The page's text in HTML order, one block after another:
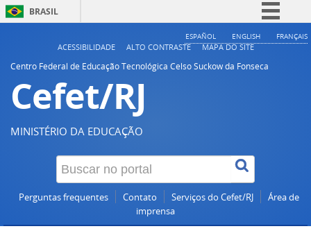
BRASIL
Simplifique!
ESPAÑOL ENGLISH FRANÇAIS
ACESSIBILIDADE ALTO CONTRASTE
MAPA DO SITE
Centro Federal de Educação Tecnológica Celso Suckow da Fonseca
Cefet/RJ
MINISTÉRIO DA EDUCAÇÃO
Perguntas frequentes Contato Serviços do Cefet/RJ
Área de
imprensa